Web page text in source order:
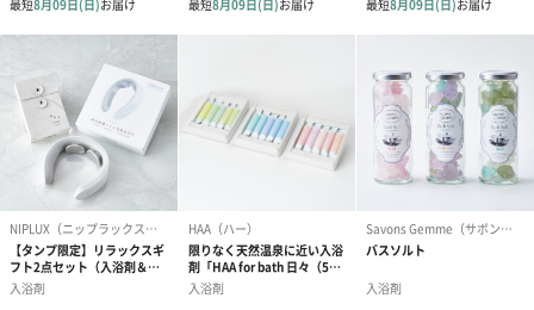
販売されているほどの食品グレード。安全で高品質なクレイバス
※CLAYDに使用しているクレイは人体に安全なものですが、水を
吸収する力が非常に強いため水分無しの粉末単体で経口摂取する
ことは健康被害を及ぼすことがあるので避けてください。
まるで写真集のようなブック型パッケージ